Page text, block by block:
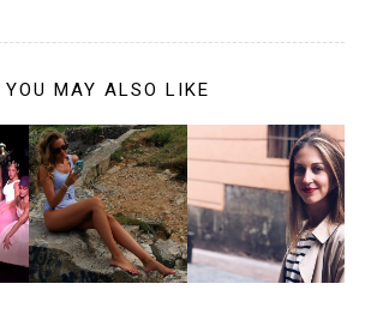
YOU MAY ALSO LIKE